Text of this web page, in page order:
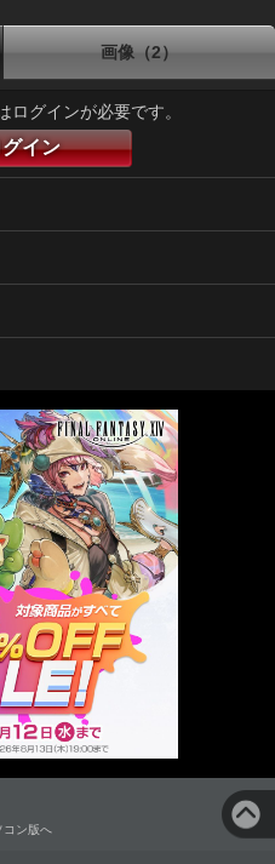
画像（2）
ログインが必要です。
イン
コン版へ